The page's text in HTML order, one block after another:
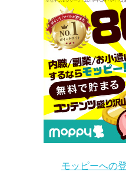
モッピーへの